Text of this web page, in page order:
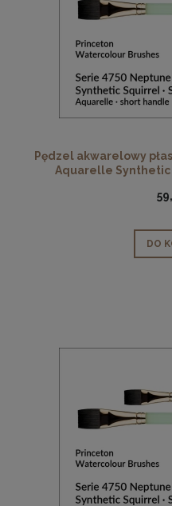
Pędzel akwarelowy
Aquarelle
DO